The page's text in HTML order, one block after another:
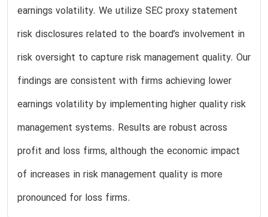
earnings volatility. We utilize SEC proxy statement
risk disclosures related to the board’s involvement in
risk oversight to capture risk management quality. Our
findings are consistent with firms achieving lower
earnings volatility by implementing higher quality risk
management systems. Results are robust across
profit and loss firms, although the economic impact
of increases in risk management quality is more
pronounced for loss firms.